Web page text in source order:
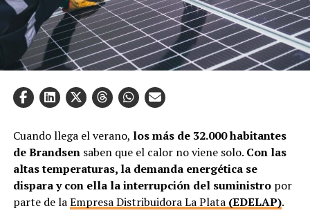
Cuando llega el verano, los más de 32.000 habitantes
de Brandsensaben que el calor no viene solo. Con las
altas temperaturas, la demanda energética se
dispara y con ella la interrupción del suministropor
parte de laEmpresa Distribuidora La Plata (EDELAP).